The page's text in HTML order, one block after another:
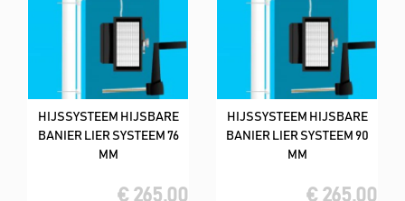
HIJSSYSTEEM HIJSBARE
BANIER LIER SYSTEEM 76
MM
€ 265,00
HIJSSYSTEEM HIJSBARE
BANIER LIER SYSTEEM 90
MM
€ 265,00